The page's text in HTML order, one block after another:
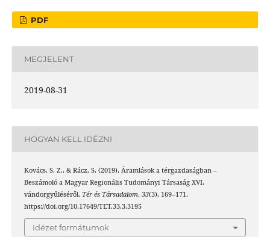
PDF
MEGJELENT
2019-08-31
HOGYAN KELL IDÉZNI
Kovács, S. Z., & Rácz, S. (2019). Áramlások a térgazdaságban –
Beszámoló a Magyar Regionális Tudományi Társaság XVI.
vándorgyűléséről. Tér és Társadalom, 33(3), 169–171.
https://doi.org/10.17649/TET.33.3.3195
Idézet formátumok